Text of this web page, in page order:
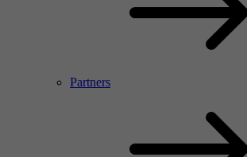
Partners